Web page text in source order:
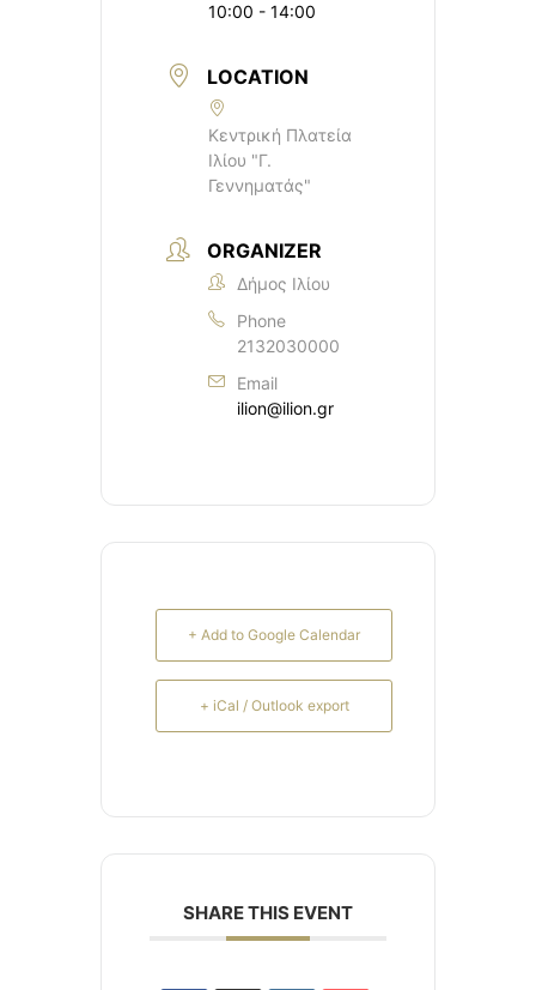
10:00 - 14:00
LOCATION
Κεντρική Πλατεία
Ιλίου "Γ.
Γεννηματάς"
ORGANIZER
Δήμος Ιλίου
Phone
2132030000
Email
ilion@ilion.gr
+ Add to Google Calendar
+ iCal / Outlook export
SHARE THIS EVENT